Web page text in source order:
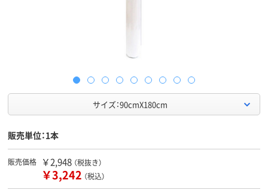
サイズ：90cmX180cm
販売単位：1本
販売価格 ￥2,948 （税抜き）
￥3,242 （税込）